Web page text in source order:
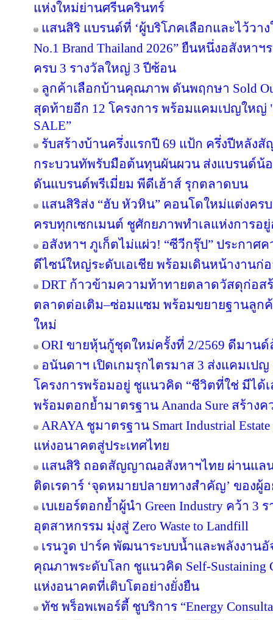
แห่งใหม่ย่านศรีนครินทร์
แสนสิริ แบรนด์ที่ ‘ผู้บริโภคเลือกและไว้วาง
No.1 Brand Thailand 2026” ยืนหนึ่งอสังหา
ครบ 3 รางวัลใหญ่ 3 ปีซ้อน
ลูกค้าเลือกบ้านคุณภาพ ดันพฤกษา Sold
สุดท้ายอีก 12 โครงการ พร้อมแคมเปญใหญ่
SALE”
รับสร้างบ้านครึ่งแรกปี 69 แป้ก ครึ่งปีหลั
กระบวนทัพรับมือต้นทุนผันผวน ส่งแบรนด์น้
ดันแบรนด์พรีเมี่ยม พีดีเฮ้าส์ รุกตลาดบน
แสนสิริส่ง “ฮับ หัวหิน” คอนโดใหม่แต่งคร
ครบทุกเซกเมนต์ ชูศักยภาพทำเลแห่งการอ
อสังหาฯ ภูเก็ตไม่แผ่ว! “ซีวีกรุ๊ป” ประกาศค
ดีไซน์ใหญ่ระดับเอเชีย พร้อมเดินหน้างานก่อ
DRT ก้าวข้ามความท้าทายตลาดวัสดุก่อสร้
ตลาดต่อเติม–ซ่อมแซม พร้อมขยายฐานลูก
ใหม่
ORI ขายหุ้นกู้ชุดใหม่ครั้งที่ 2/2569 ดีมาน
อนันดาฯ เปิดเกมรุกไตรมาส 3 ส่งแคมเปญ
โครงการพร้อมอยู่ ชูแนวคิด “ชีวิตที่ใช่ มีได้
พร้อมตอกย้ำมาตรฐาน Ananda Sure สร้าง
ARAYA ชูมาตรฐาน Smart Industrial
แห่งอนาคตสู่ประเทศไทย
แสนสิริ ถอดสัญญาณอสังหาฯไทย ผ่านแล
ติดเรดาร์ ‘จุดหมายปลายทางสำคัญ’ ของผู้
เบเยอร์ตอกย้ำผู้นำ Green Industry คว้า 3
อุตสาหกรรม มุ่งสู่ Zero Waste to Landfill
เรนวูด ปาร์ค พัฒนาระบบน้ำและพลังงาน
คุณภาพระดับโลก ชูแนวคิด Self-Sustaining
แห่งอนาคตที่เติบโตอย่างยั่งยืน
ทัช พร็อพเพอร์ตี้ ชูบริการ “Energy